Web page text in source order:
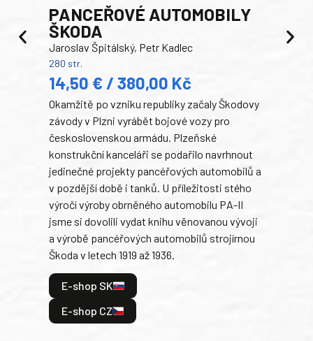
PANCEŘOVÉ AUTOMOBILY
ŠKODA
Jaroslav Špitálský, Petr Kadlec
280 str.
14,50 € / 380,00 Kč
Okamžitě po vzniku republiky začaly Škodovy
závody v Plzni vyrábět bojové vozy pro
československou armádu. Plzeňské
konstrukční kanceláři se podařilo navrhnout
jedinečné projekty pancéřových automobilů a
v pozdější době i tanků. U příležitosti stého
výročí výroby obrněného automobilu PA-II
jsme si dovolili vydat knihu věnovanou vývoji
a výrobě pancéřových automobilů strojírnou
Škoda v letech 1919 až 1936.
E-shop SK
E-shop CZ